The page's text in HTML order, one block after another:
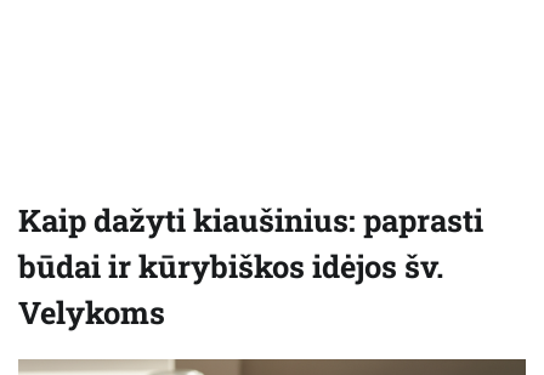
Kaip dažyti kiaušinius: paprasti
būdai ir kūrybiškos idėjos šv.
Velykoms